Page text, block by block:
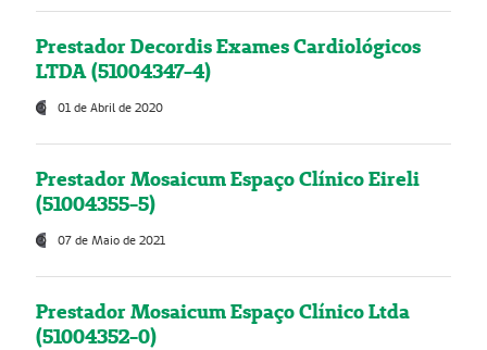
Prestador Decordis Exames Cardiológicos
LTDA (51004347-4)
01 de Abril de 2020
Prestador Mosaicum Espaço Clínico Eireli
(51004355-5)
07 de Maio de 2021
Prestador Mosaicum Espaço Clínico Ltda
(51004352-0)